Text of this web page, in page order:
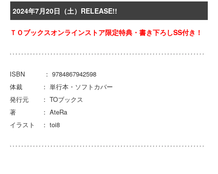
2024年7月20日（土）RELEASE!!
ＴＯブックスオンラインストア限定特典・書き下ろしSS付き！
ISBN ： 9784867942598
体裁 ： 単行本・ソフトカバー
発行元 ： TOブックス
著 ： AteRa
イラスト ： toi8